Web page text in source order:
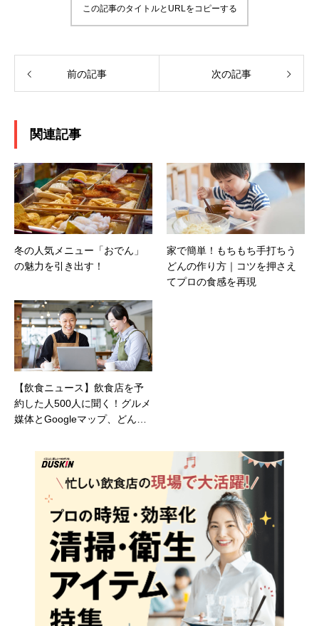
この記事のタイトルとURLをコピーする
前の記事 次の記事
関連記事
冬の人気メニュー「おでん」
の魅力を引き出す！
家で簡単！もちもち手打ちう
どんの作り方｜コツを押さえ
てプロの食感を再現
【飲食ニュース】飲食店を予
約した人500人に聞く！グルメ
媒体とGoogleマップ、どんな